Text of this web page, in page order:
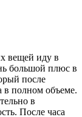
вещей иду в
большой плюс в
после
в полном объеме.
в
После часа